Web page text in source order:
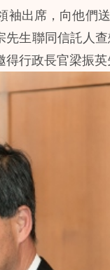
袖出席，向他們
生聯同信託人
行政長官梁振英